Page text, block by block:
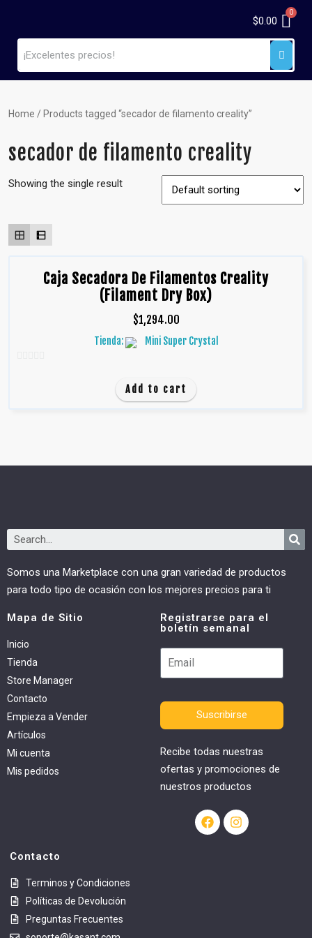
$0.00
Home / Products tagged “secador de filamento creality”
secador de filamento creality
Showing the single result
Caja Secadora De Filamentos Creality
(Filament Dry Box)
$1,294.00
Tienda: Mini Super Crystal
Add to cart
Somos una Marketplace con una gran variedad de productos
para todo tipo de ocasión con los mejores precios para ti
Mapa de Sitio
Inicio
Tienda
Store Manager
Contacto
Empieza a Vender
Artículos
Mi cuenta
Mis pedidos
Registrarse para el
boletín semanal
Suscribirse
Recibe todas nuestras
ofertas y promociones de
nuestros productos
Contacto
Terminos y Condiciones
Políticas de Devolución
Preguntas Frecuentes